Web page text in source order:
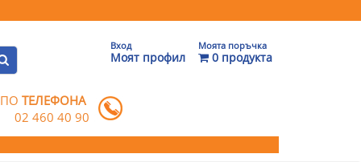
Вход
Моят профил
Моята поръчка
0 продукта
ПОТЕЛЕФОНА
02 460 40 90